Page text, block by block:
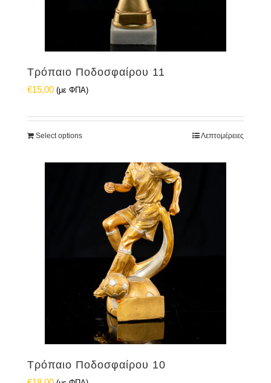
Τρόπαιο Ποδοσφαίρου 11
€15,00 (με ΦΠΑ)
Select options Λεπτομέρειες
Τρόπαιο Ποδοσφαίρου 10